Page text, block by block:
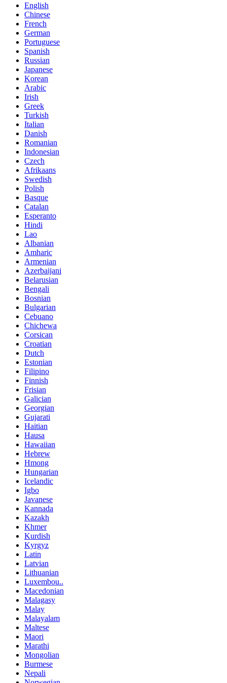
English
Chinese
French
German
Portuguese
Spanish
Russian
Japanese
Korean
Arabic
Irish
Greek
Turkish
Italian
Danish
Romanian
Indonesian
Czech
Afrikaans
Swedish
Polish
Basque
Catalan
Esperanto
Hindi
Lao
Albanian
Amharic
Armenian
Azerbaijani
Belarusian
Bengali
Bosnian
Bulgarian
Cebuano
Chichewa
Corsican
Croatian
Dutch
Estonian
Filipino
Finnish
Frisian
Galician
Georgian
Gujarati
Haitian
Hausa
Hawaiian
Hebrew
Hmong
Hungarian
Icelandic
Igbo
Javanese
Kannada
Kazakh
Khmer
Kurdish
Kyrgyz
Latin
Latvian
Lithuanian
Luxembou..
Macedonian
Malagasy
Malay
Malayalam
Maltese
Maori
Marathi
Mongolian
Burmese
Nepali